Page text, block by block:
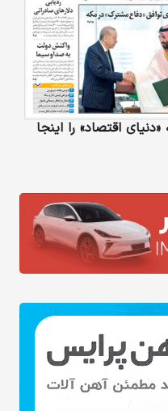
اقتصاد» را اینجا